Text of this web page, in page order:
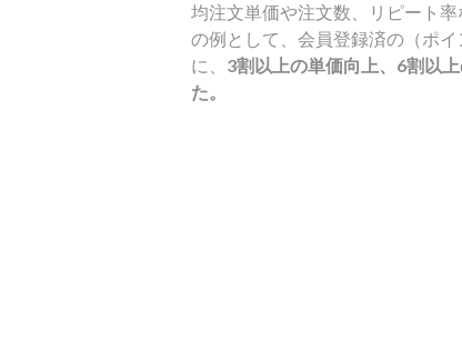
均注文単価や注文数、リピート
の例として、会員登録済の（ポ
に、 3割以上の単価向上、6割以
た。